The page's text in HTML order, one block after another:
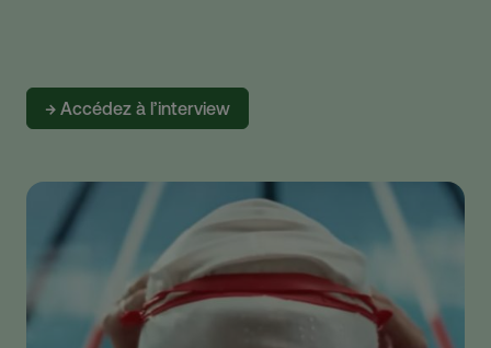
→ Accédez à l’interview